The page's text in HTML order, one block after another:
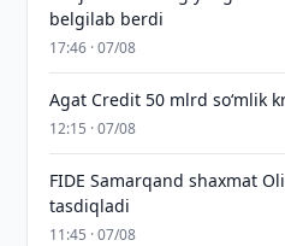
belgilab berdi
17:46 · 07/08
Agat Credit 50 mlrd so‘mlik
12:15 · 07/08
FIDE Samarqand shaxmat
tasdiqladi
11:45 · 07/08